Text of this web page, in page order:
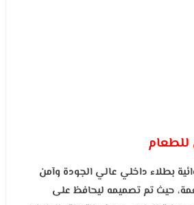
للطعام
بطلاء داخلي عالي الجودة وآمن
حيث تم تصميمه ليحافظ على